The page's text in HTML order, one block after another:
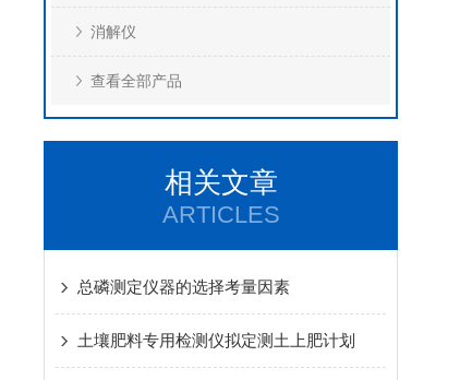
消解仪
查看全部产品
相关文章
ARTICLES
总磷测定仪器的选择考量因素
土壤肥料专用检测仪拟定测土上肥计划